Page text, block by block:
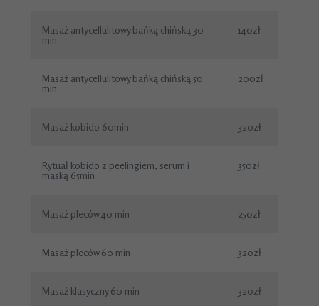
Masaż antycellulitowy bańką chińską 30
min
140zł
Masaż antycellulitowy bańką chińską 50
min
200zł
Masaż kobido 60min 320zł
Rytuał kobido z peelingiem, serum i
maską 65min
350zł
Masaż pleców 40 min 250zł
Masaż pleców 60 min 320zł
Masaż klasyczny 60 min 320zł